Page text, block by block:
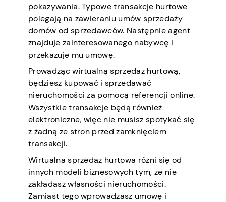
pokazywania. Typowe transakcje hurtowe
polegają na zawieraniu umów sprzedaży
domów od sprzedawców. Następnie agent
znajduje zainteresowanego nabywcę i
przekazuje mu umowę.
Prowadząc wirtualną sprzedaż hurtową,
będziesz kupować i sprzedawać
nieruchomości za pomocą referencji online.
Wszystkie transakcje będą również
elektroniczne, więc nie musisz spotykać się
z żadną ze stron przed zamknięciem
transakcji.
Wirtualna sprzedaż hurtowa różni się od
innych modeli biznesowych tym, że nie
zakładasz własności nieruchomości.
Zamiast tego wprowadzasz umowę i